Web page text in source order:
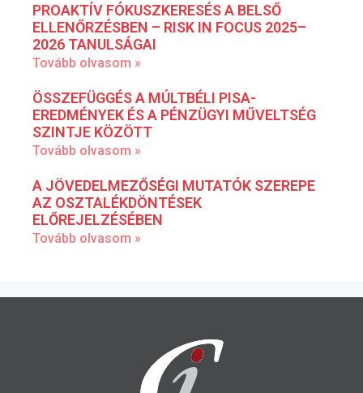
PROAKTÍV FÓKUSZKERESÉS A BELSŐ
ELLENŐRZÉSBEN – RISK IN FOCUS 2025–
2026 TANULSÁGAI
Tovább olvasom »
ÖSSZEFÜGGÉS A MÚLTBÉLI PISA-
EREDMÉNYEK ÉS A PÉNZÜGYI MŰVELTSÉG
SZINTJE KÖZÖTT
Tovább olvasom »
A JÖVEDELMEZŐSÉGI MUTATÓK SZEREPE
AZ OSZTALÉKDÖNTÉSEK
ELŐREJELZÉSÉBEN
Tovább olvasom »